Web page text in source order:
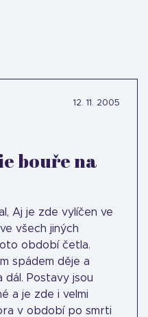
12. 11. 2005
bouře na
Aj je zde vylíčen ve
všech jiných
období četla.
spádem děje a
Postavy jsou
a je zde i velmi
v období po smrti